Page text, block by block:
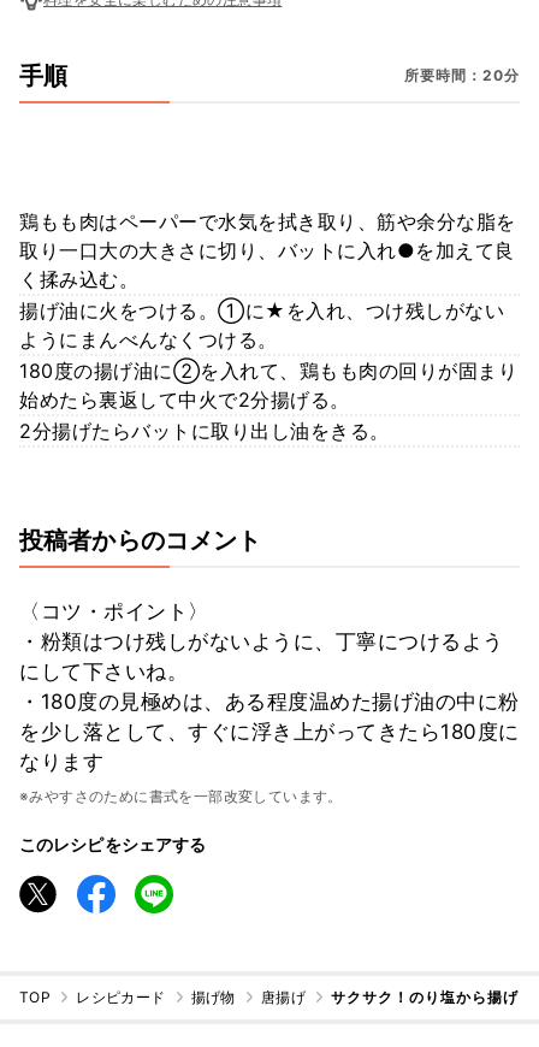
手順 所要時間：20分
鶏もも肉はペーパーで水気を拭き取り、筋や余分な脂を
取り一口大の大きさに切り、バットに入れ●を加えて良
く揉み込む。
揚げ油に火をつける。①に★を入れ、つけ残しがない
ようにまんべんなくつける。
180度の揚げ油に②を入れて、鶏もも肉の回りが固まり
始めたら裏返して中火で2分揚げる。
2分揚げたらバットに取り出し油をきる。
投稿者からのコメント
〈コツ・ポイント〉
・粉類はつけ残しがないように、丁寧につけるよう
にして下さいね。
・180度の見極めは、ある程度温めた揚げ油の中に粉
を少し落として、すぐに浮き上がってきたら180度に
なります
※みやすさのために書式を一部改変しています。
このレシピをシェアする
TOP レシピカード 揚げ物 唐揚げ サクサク！のり塩から揚げ